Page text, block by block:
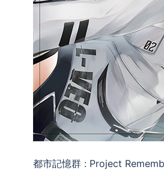
都市記憶群 : Project